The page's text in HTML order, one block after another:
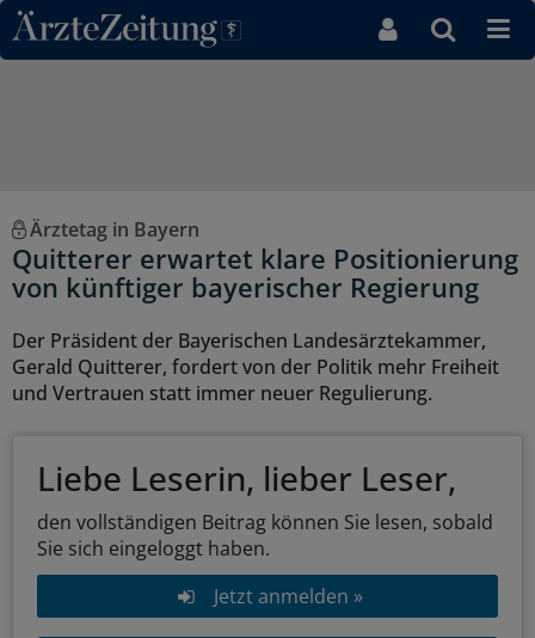
Direkt zum Inhaltsbereich
Ärztetag in Bayern
Quitterer erwartet klare Positionierung
von künftiger bayerischer Regierung
Der Präsident der Bayerischen Landesärztekammer,
Gerald Quitterer, fordert von der Politik mehr Freiheit
und Vertrauen statt immer neuer Regulierung.
Liebe Leserin, lieber Leser,
den vollständigen Beitrag können Sie lesen, sobald
Sie sich eingeloggt haben.
Jetzt anmelden »